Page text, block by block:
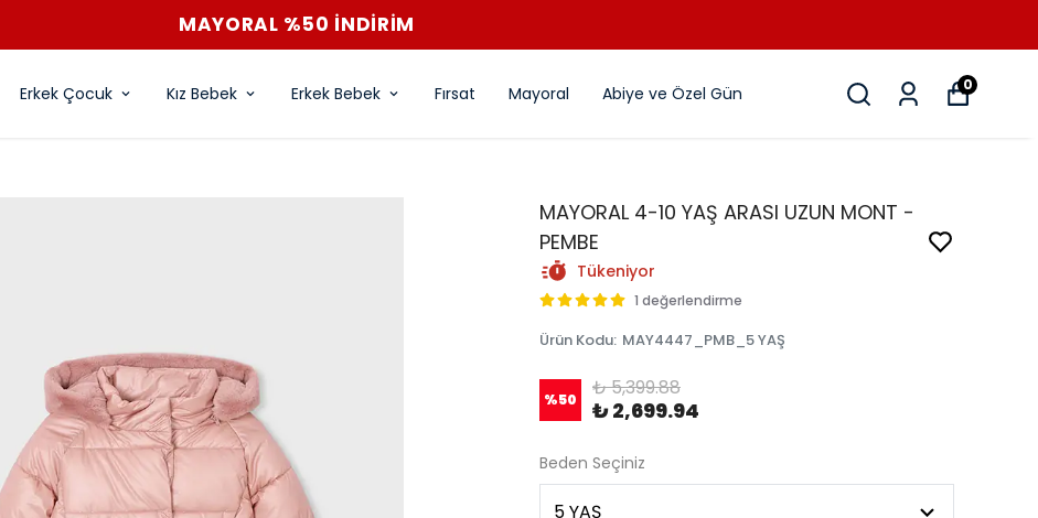
MAYORAL %50 İNDİRİM
Erkek Çocuk Kız Bebek Erkek Bebek Fırsat Mayoral Abiye ve Özel Gün 0
MAYORAL 4-10 YAŞ ARASI UZUN MONT -
PEMBE
Tükeniyor
1 değerlendirme
Ürün Kodu: MAY4447_PMB_5 YAŞ
%50 ₺ 5,399.88
₺ 2,699.94
Beden Seçiniz